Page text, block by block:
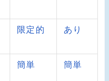
限定的 あり
簡単 簡単